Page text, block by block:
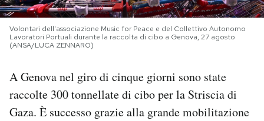
NEWSLETTER
SHOP
Volontari dell'associazione Music for Peace e del Collettivo Autonomo
Lavoratori Portuali durante la raccolta di cibo a Genova, 27 agosto
(ANSA/LUCA ZENNARO)
A Genova nel giro di cinque giorni sono state
raccolte 300 tonnellate di cibo per la Striscia di
Gaza. È successo grazie alla grande mobilitazione